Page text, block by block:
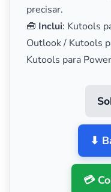
precisar.
🧰 Inclui: Kutools
Outlook / Kutools
Kutools para
⬇
💳